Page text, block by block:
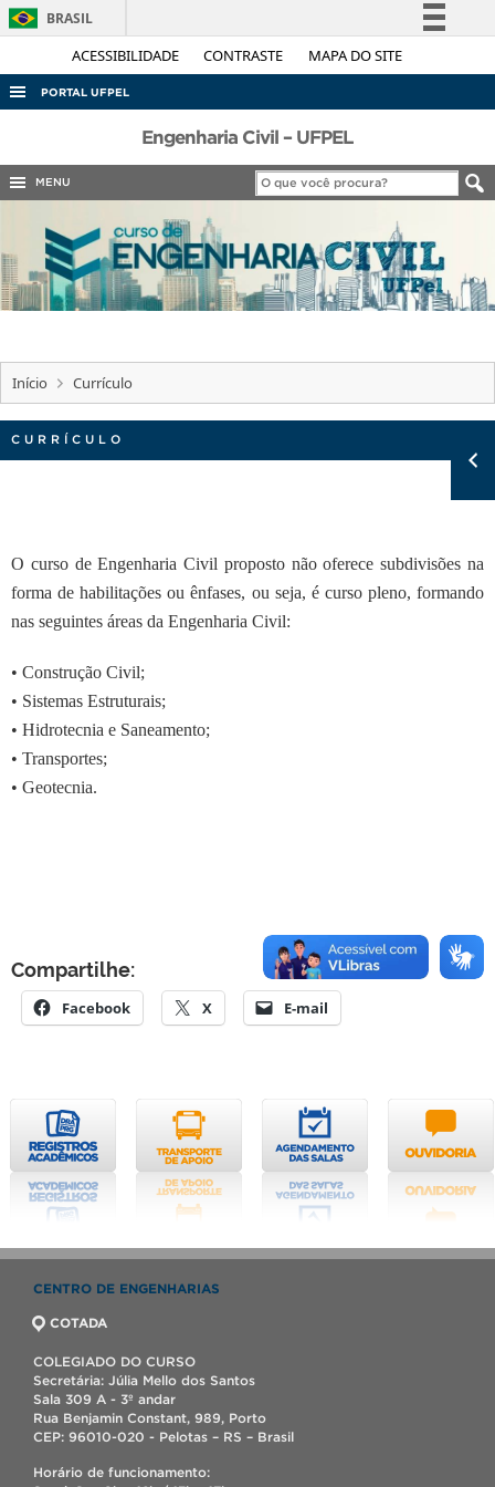
ACESSIBILIDADE CONTRASTE MAPA DO SITE
BRASIL
Simplifique!
Legislação
PORTAL UFPEL
ACESSO À INFORMAÇÃO
AUDITORIA
CONCURSOS
EDITAIS
TELEFONES
Engenharia Civil – UFPEL
MENU
Início Currículo
CURRÍCULO
O curso de Engenharia Civil proposto não oferece subdivisões na
forma de habilitações ou ênfases, ou seja, é curso pleno, formando
nas seguintes áreas da Engenharia Civil:
• Construção Civil;
• Sistemas Estruturais;
• Hidrotecnia e Saneamento;
• Transportes;
• Geotecnia.
Compartilhe:
Facebook X E-mail
CENTRO DE ENGENHARIAS
COTADA
COLEGIADO DO CURSO
Secretária: Júlia Mello dos Santos
Sala 309 A - 3º andar
Rua Benjamin Constant, 989, Porto
CEP: 96010-020 - Pelotas – RS – Brasil
Horário de funcionamento: